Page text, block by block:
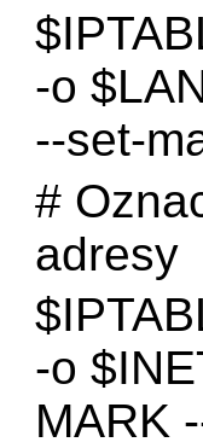
-o
--set-
#
adresy
-o
MARK